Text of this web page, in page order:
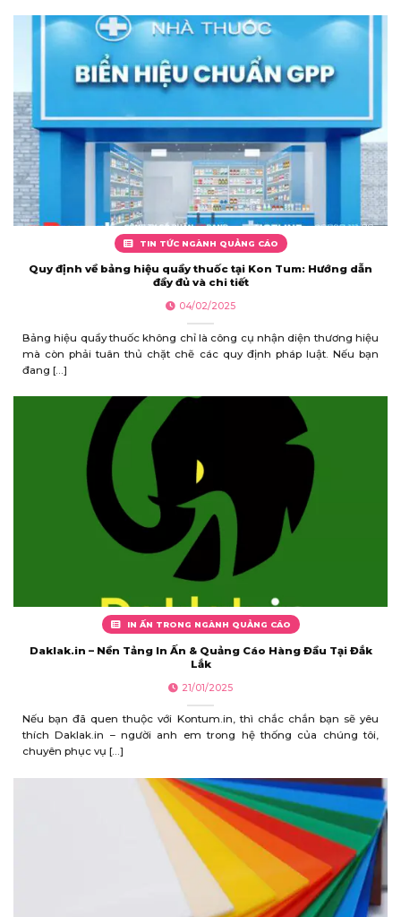
TIN TỨC NGÀNH QUẢNG CÁO
Quy định về bảng hiệu quầy thuốc tại Kon Tum: Hướng dẫn
đầy đủ và chi tiết
04/02/2025
Bảng hiệu quầy thuốc không chỉ là công cụ nhận diện thương hiệu
mà còn phải tuân thủ chặt chẽ các quy định pháp luật. Nếu bạn
đang [...]
IN ẤN TRONG NGÀNH QUẢNG CÁO
Daklak.in – Nền Tảng In Ấn & Quảng Cáo Hàng Đầu Tại Đắk
Lắk
21/01/2025
Nếu bạn đã quen thuộc với Kontum.in, thì chắc chắn bạn sẽ yêu
thích Daklak.in – người anh em trong hệ thống của chúng tôi,
chuyên phục vụ [...]